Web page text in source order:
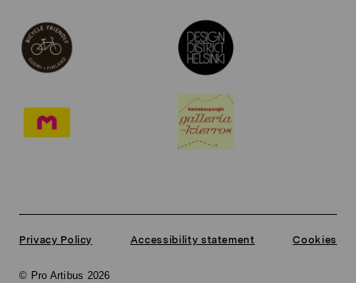
© Pro Artibus 2026
Privacy Policy Accessibility statement Cookies